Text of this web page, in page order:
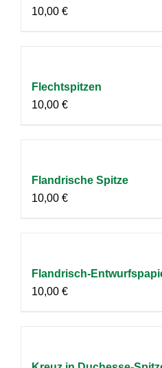
10,00 €
Flechtspitzen
10,00 €
Flandrische Spitze
10,00 €
Flandrisch-
10,00 €